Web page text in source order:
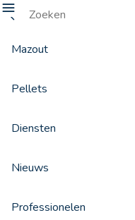
Mazout
Pellets
Diensten
Nieuws
Professionelen